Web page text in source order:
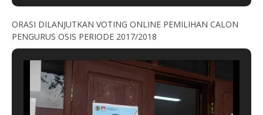
ORASI DILANJUTKAN VOTING ONLINE PEMILIHAN CALON
PENGURUS OSIS PERIODE 2017/2018